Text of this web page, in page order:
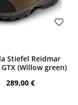
Stiefel Reidmar
(Willow green)
Regulärer Preis:
289,00 €